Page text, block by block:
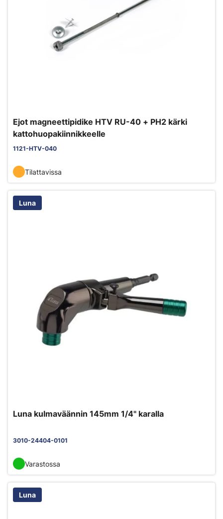
Ejot magneettipidike HTV RU-40 + PH2 kärki
kattohuopakiinnikkeelle
1121-HTV-040
Tilattavissa
Luna
Luna kulmaväännin 145mm 1/4" karalla
3010-24404-0101
Varastossa
Luna